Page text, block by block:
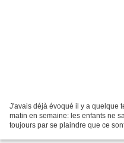
J'avais déjà évoqué il y a quelque
matin en semaine: les enfants ne
toujours par se plaindre que ce